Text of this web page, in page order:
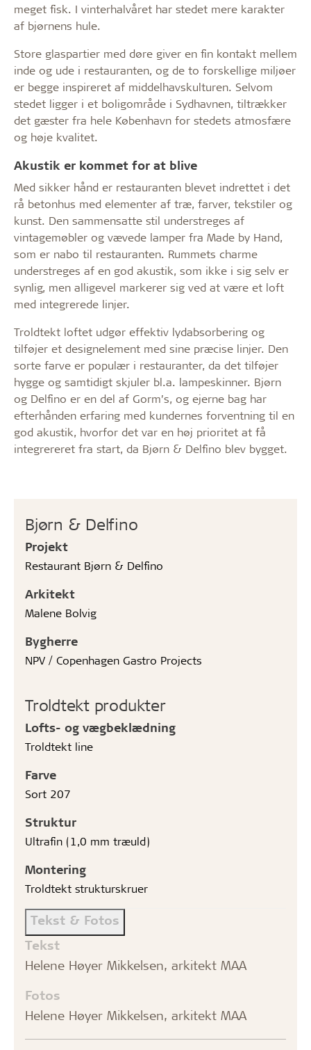
Bjørn & Delfino
Projekt
Restaurant Bjørn & Delfino
Arkitekt
Malene Bolvig
Bygherre
NPV / Copenhagen Gastro Projects
Troldtekt produkter
Lofts- og vægbeklædning
Troldtekt line
Farve
Sort 207
Struktur
Ultrafin (1,0 mm træuld)
Montering
Troldtekt strukturskruer
Tekst & Fotos
Tekst
Helene Høyer Mikkelsen, arkitekt MAA
Fotos
Helene Høyer Mikkelsen, arkitekt MAA
meget fisk. I vinterhalvåret har stedet mere karakter
af bjørnens hule.
Store glaspartier med døre giver en fin kontakt mellem
inde og ude i restauranten, og de to forskellige miljøer
er begge inspireret af middelhavskulturen. Selvom
stedet ligger i et boligområde i Sydhavnen, tiltrækker
det gæster fra hele København for stedets atmosfære
og høje kvalitet.
Akustik er kommet for at blive
Med sikker hånd er restauranten blevet indrettet i det
rå betonhus med elementer af træ, farver, tekstiler og
kunst. Den sammensatte stil understreges af
vintagemøbler og vævede lamper fra Made by Hand,
som er nabo til restauranten. Rummets charme
understreges af en god akustik, som ikke i sig selv er
synlig, men alligevel markerer sig ved at være et loft
med integrerede linjer.
Troldtekt loftet udgør effektiv lydabsorbering og
tilføjer et designelement med sine præcise linjer. Den
sorte farve er populær i restauranter, da det tilføjer
hygge og samtidigt skjuler bl.a. lampeskinner. Bjørn
og Delfino er en del af Gorm’s, og ejerne bag har
efterhånden erfaring med kundernes forventning til en
god akustik, hvorfor det var en høj prioritet at få
integrereret fra start, da Bjørn & Delfino blev bygget.